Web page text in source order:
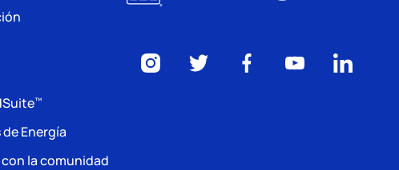
™
Energía
la comunidad